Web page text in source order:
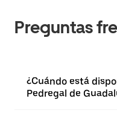
Preguntas
¿Cuándo está
Pedregal de